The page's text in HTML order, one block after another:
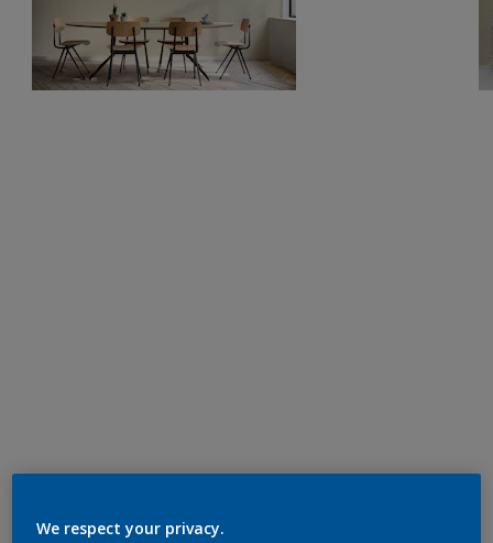
We respect your privacy.